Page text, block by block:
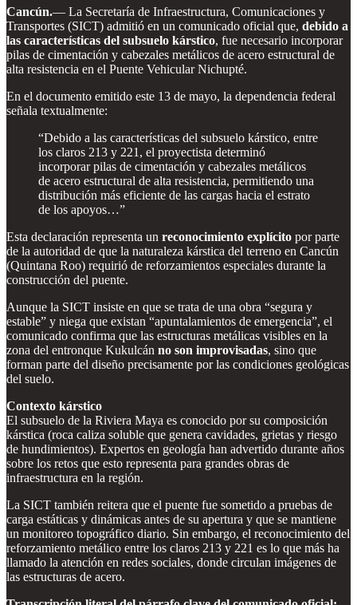
Cancún.— La Secretaría de Infraestructura, Comunicaciones y
Transportes (SICT) admitió en un comunicado oficial que, debido a
las características del subsuelo kárstico, fue necesario incorporar
pilas de cimentación y cabezales metálicos de acero estructural de
alta resistencia en el Puente Vehicular Nichupté.
En el documento emitido este 13 de mayo, la dependencia federal
señala textualmente:
“Debido a las características del subsuelo kárstico, entre
los claros 213 y 221, el proyectista determinó
incorporar pilas de cimentación y cabezales metálicos
de acero estructural de alta resistencia, permitiendo una
distribución más eficiente de las cargas hacia el estrato
de los apoyos…”
Esta declaración representa un reconocimiento explícito por parte
de la autoridad de que la naturaleza kárstica del terreno en Cancún
(Quintana Roo) requirió de reforzamientos especiales durante la
construcción del puente.
Aunque la SICT insiste en que se trata de una obra “segura y
estable” y niega que existan “apuntalamientos de emergencia”, el
comunicado confirma que las estructuras metálicas visibles en la
zona del entronque Kukulcán no son improvisadas, sino que
forman parte del diseño precisamente por las condiciones geológicas
del suelo.
Contexto kárstico
El subsuelo de la Riviera Maya es conocido por su composición
kárstica (roca caliza soluble que genera cavidades, grietas y riesgo
de hundimientos). Expertos en geología han advertido durante años
sobre los retos que esto representa para grandes obras de
infraestructura en la región.
La SICT también reitera que el puente fue sometido a pruebas de
carga estáticas y dinámicas antes de su apertura y que se mantiene
un monitoreo topográfico diario. Sin embargo, el reconocimiento del
reforzamiento metálico entre los claros 213 y 221 es lo que más ha
llamado la atención en redes sociales, donde circulan imágenes de
las estructuras de acero.